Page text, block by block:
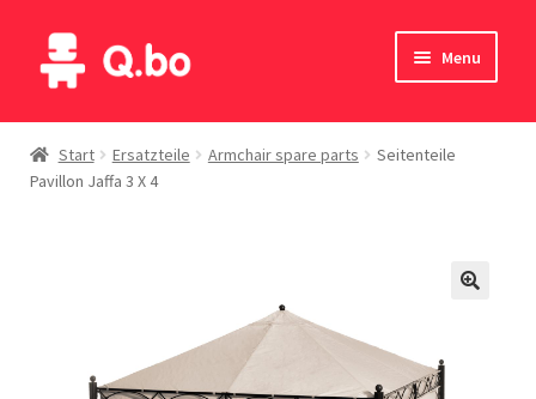
Skip
to
Skip
to
Menu
Home
Blog
Kontakte
Start Ersatzteile Armchair spare parts
Seitenteile
Pavillon Jaffa 3 X 4